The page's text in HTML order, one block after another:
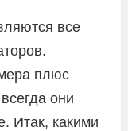
все
плюс
они
Итак, какими